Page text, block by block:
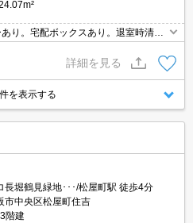
り。宅配ボックスあり。退室時清掃
詳細を見る
を表示する
長堀鶴見緑地･･･/松屋町駅 徒歩4分
市中央区松屋町住吉
階建